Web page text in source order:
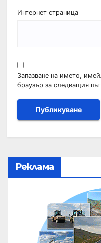
Интернет страница
Запазване на името,
браузър за следващия
Реклама